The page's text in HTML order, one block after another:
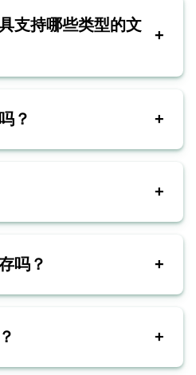
支持哪些类型的文
+
？ +
+
吗？ +
+